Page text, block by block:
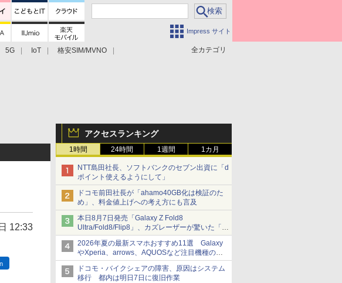
Impress サイト
全カテゴリ
5G IoT
格安SIM/MVNO
アクセスランキング
1時間 24時間 1週間 1カ月
NTT島田社長、ソフトバンクのセブン出資に「d
ポイント使えるようにして」
ドコモ前田社長が「ahamo40GB化は検証のた
め」、料金値上げへの考え方にも言及
本日8月7日発売「Galaxy Z Fold8
Ultra/Fold8/Flip8」、カズレーザーが驚いた「そ
ば屋のメニュー並みの薄さ」
2026年夏の最新スマホおすすめ11選 Galaxy
やXperia、arrows、AQUOSなど注目機種の特
徴は
ドコモ・バイクシェアの障害、原因はシステム
移行 都内は明日7日に復旧作業
12:33